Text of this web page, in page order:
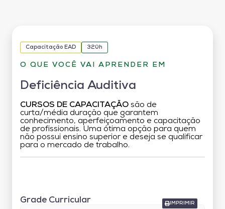
Capacitação EAD 320h
O QUE VOCÊ VAI APRENDER EM
Deficiência Auditiva
CURSOS DE CAPACITAÇÃO são de
curta/média duração que garantem
conhecimento, aperfeiçoamento e capacitação
de profissionais. Uma ótima opção para quem
não possui ensino superior e deseja se qualificar
para o mercado de trabalho.
IMPRIMIR
Grade Curricular